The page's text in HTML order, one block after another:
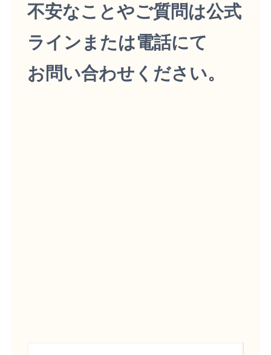
不安なことやご質問は公式
ラインまたは電話にて
お問い合わせください。